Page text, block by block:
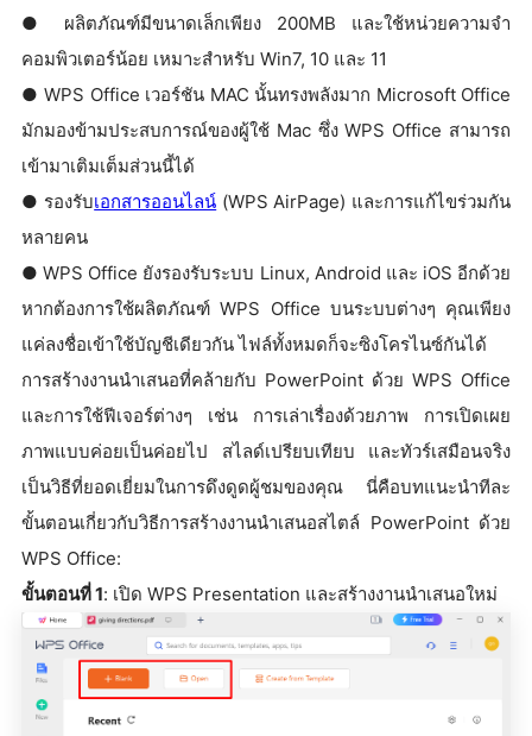
● ผลิตภัณฑ์มีขนาดเล็กเพียง 200MB และใช้หน่วยความจำ
คอมพิวเตอร์น้อย เหมาะสำหรับ Win7, 10 และ 11
● WPS Office เวอร์ชัน MAC นั้นทรงพลังมาก Microsoft Office
มักมองข้ามประสบการณ์ของผู้ใช้ Mac ซึ่ง WPS Office สามารถ
เข้ามาเติมเต็มส่วนนี้ได้
● รองรับเอกสารออนไลน์ (WPS AirPage) และการแก้ไขร่วมกัน
หลายคน
● WPS Office ยังรองรับระบบ Linux, Android และ iOS อีกด้วย
หากต้องการใช้ผลิตภัณฑ์ WPS Office บนระบบต่างๆ คุณเพียง
แค่ลงชื่อเข้าใช้บัญชีเดียวกัน ไฟล์ทั้งหมดก็จะซิงโครไนซ์กันได้
การสร้างงานนำเสนอที่คล้ายกับ PowerPoint ด้วย WPS Office
และการใช้ฟีเจอร์ต่างๆ เช่น การเล่าเรื่องด้วยภาพ การเปิดเผย
ภาพแบบค่อยเป็นค่อยไป สไลด์เปรียบเทียบ และทัวร์เสมือนจริง
เป็นวิธีที่ยอดเยี่ยมในการดึงดูดผู้ชมของคุณ นี่คือบทแนะนำทีละ
ขั้นตอนเกี่ยวกับวิธีการสร้างงานนำเสนอสไตล์ PowerPoint ด้วย
WPS Office:
ขั้นตอนที่ 1: เปิด WPS Presentation และสร้างงานนำเสนอใหม่